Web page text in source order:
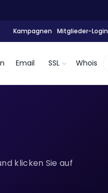
Kampagnen Mitglieder-Login
Email SSL Whois
klicken Sie auf